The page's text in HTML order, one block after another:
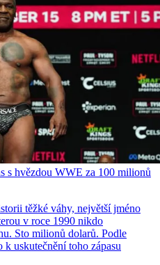
s hvězdou WWE za 100 milionů
těžké váhy, největší jméno
v roce 1990 nikdo
Sto milionů dolarů. Podle
uskutečnění toho zápasu